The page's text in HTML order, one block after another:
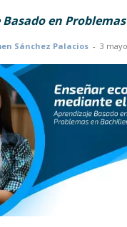
en
Sánchez Palacios - 3